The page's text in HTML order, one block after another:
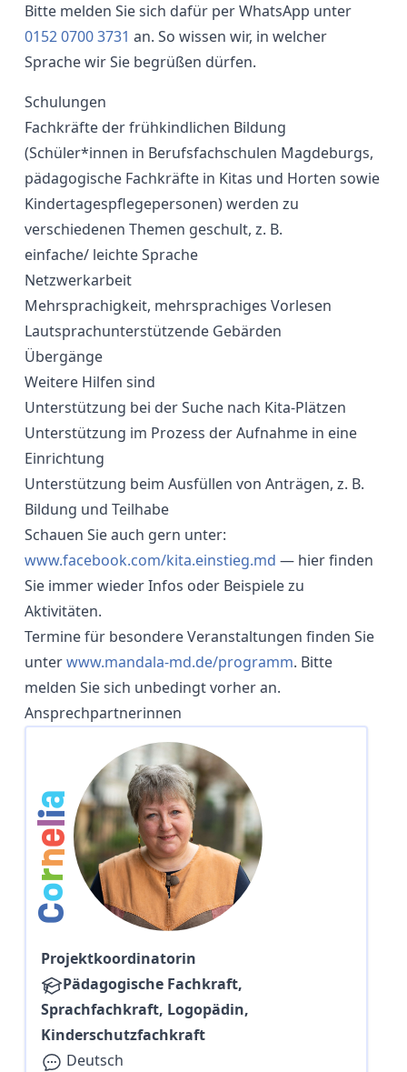
Bitte melden Sie sich dafür per WhatsApp unter
0152 0700 3731 an. So wissen wir, in welcher
Sprache wir Sie begrüßen dürfen.
Schulungen
Fachkräfte der frühkindlichen Bildung
(Schüler*innen in Berufsfachschulen Magdeburgs,
pädagogische Fachkräfte in Kitas und Horten sowie
Kindertagespflegepersonen) werden zu
verschiedenen Themen geschult, z. B.
einfache/ leichte Sprache
Netzwerkarbeit
Mehrsprachigkeit, mehrsprachiges Vorlesen
Lautsprachunterstützende Gebärden
Übergänge
Weitere Hilfen sind
Unterstützung bei der Suche nach Kita-Plätzen
Unterstützung im Prozess der Aufnahme in eine
Einrichtung
Unterstützung beim Ausfüllen von Anträgen, z. B.
Bildung und Teilhabe
Schauen Sie auch gern unter:
www.facebook.com/kita.einstieg.md — hier finden
Sie immer wieder Infos oder Beispiele zu
Aktivitäten.
Termine für besondere Veranstaltungen finden Sie
unterwww.mandala-md.de/programm. Bitte
melden Sie sich unbedingt vorher an.
Ansprechpartnerinnen
C
o
r
n
e
l
i
a
Projektkoordinatorin
Pädagogische Fachkraft,
Sprachfachkraft, Logopädin,
Kinderschutzfachkraft
Deutsch